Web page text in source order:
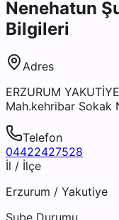
Nenehatun
Bilgileri
Adres
ERZURUM
Mah.kehribar Sokak
Telefon
04422427528
İl / İlçe
Erzurum / Yakutiye
Şube Durumu